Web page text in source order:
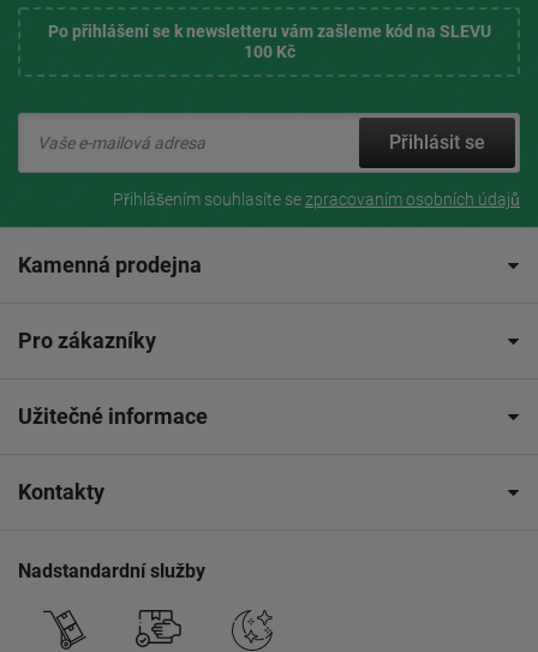
Po přihlášení se k newsletteru vám zašleme kód na SLEVU
100 Kč
Přihlásit se
Přihlášením souhlasíte sezpracovaním osobních údajů
Kamenná prodejna
Pro zákazníky
Užitečné informace
Kontakty
Nadstandardní služby